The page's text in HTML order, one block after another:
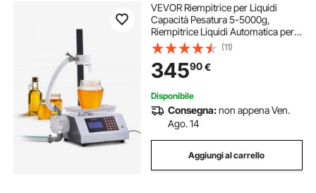
VEVOR Riempitrice per Liquidi
Capacità Pesatura 5-5000g,
Riempitrice Liquidi Automatica per
Bottiglie Controllo Digitale,
Riempitrice da Banco con Pompa
Peristaltica Liquido ad alta Viscosità
(11)
34590€
Disponibile
Consegna:non appena Ven.
Ago. 14
Aggiungi al carrello